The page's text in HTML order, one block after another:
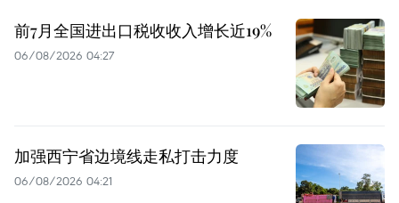
前7月全国进出口税收收入增长近19%
06/08/2026 04:27
加强西宁省边境线走私打击力度
06/08/2026 04:21